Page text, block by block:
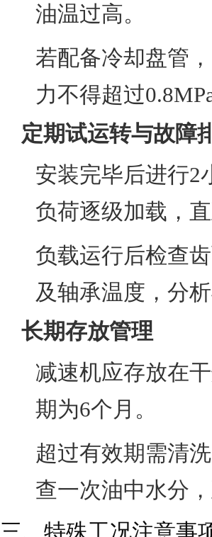
油温过高。
若配备冷却盘管
力不得超过0.8MPa
定期试运转与故障
安装完毕后进行2
负荷逐级加载，
负载运行后检查
及轴承温度，分
长期存放管理
减速机应存放在
期为6个月。
超过有效期需清
查一次油中水分
三、特殊工况注意事